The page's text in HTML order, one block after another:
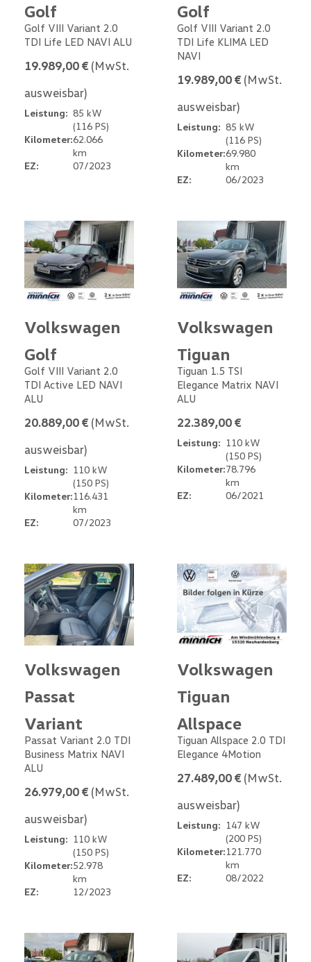
Golf
Golf VIII Variant 2.0
TDI Life LED NAVI ALU
19.989,00 € (MwSt.
ausweisbar)
Leistung: 85 kW
(116 PS)
Kilometer:62.066
km
EZ:
07/2023
Golf
Golf VIII Variant 2.0
TDI Life KLIMA LED
NAVI
19.989,00 € (MwSt.
ausweisbar)
Leistung: 85 kW
(116 PS)
Kilometer:69.980
km
EZ:
06/2023
Volkswagen
Golf
Golf VIII Variant 2.0
TDI Active LED NAVI
ALU
20.889,00 € (MwSt.
ausweisbar)
Leistung: 110 kW
(150 PS)
Kilometer:116.431
km
EZ:
07/2023
Volkswagen
Tiguan
Tiguan 1.5 TSI
Elegance Matrix NAVI
ALU
22.389,00 €
Leistung: 110 kW
(150 PS)
Kilometer:78.796
km
EZ:
06/2021
Volkswagen
Passat
Variant
Passat Variant 2.0 TDI
Business Matrix NAVI
ALU
26.979,00 € (MwSt.
ausweisbar)
Leistung: 110 kW
(150 PS)
Kilometer:52.978
km
EZ:
12/2023
Volkswagen
Tiguan
Allspace
Tiguan Allspace 2.0 TDI
Elegance 4Motion
27.489,00 € (MwSt.
ausweisbar)
Leistung: 147 kW
(200 PS)
Kilometer:121.770
km
EZ:
08/2022